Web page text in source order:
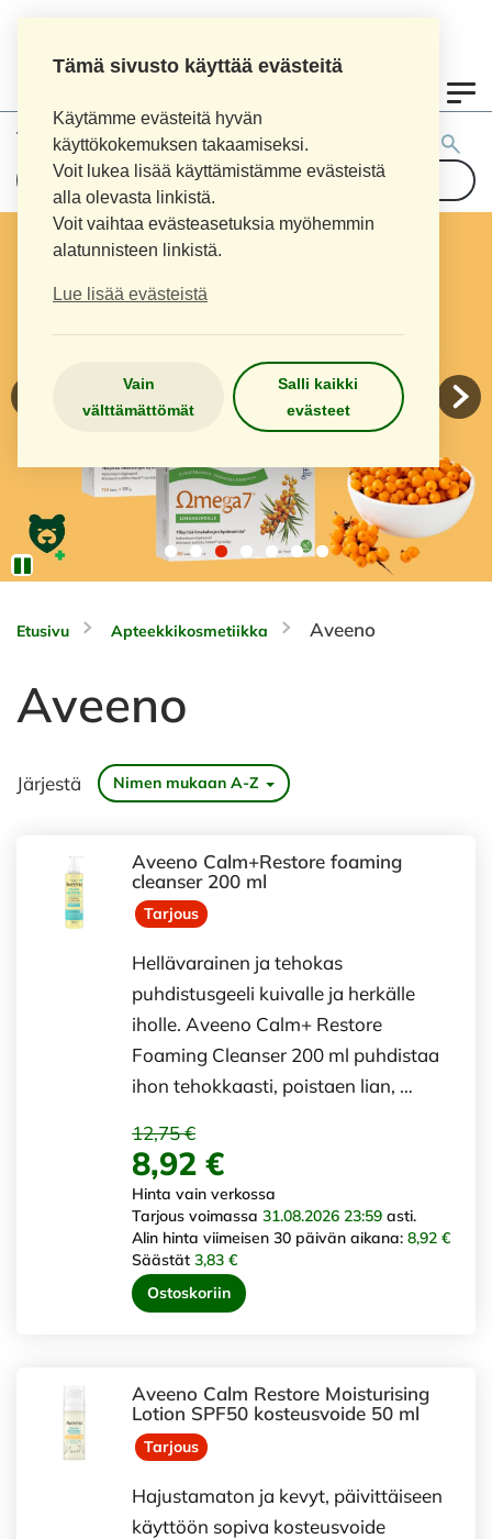
Tämä sivusto käyttää evästeitä
Käytämme evästeitä hyvän
käyttökokemuksen takaamiseksi.
Voit lukea lisää käyttämistämme evästeistä
alla olevasta linkistä.
Voit vaihtaa evästeasetuksia myöhemmin
alatunnisteen linkistä.
Lue lisää evästeistä
Vain
välttämättömät
Salli kaikki
evästeet
Tuotehaku:
Etusivu Apteekkikosmetiikka Aveeno
Aveeno
Järjestä Nimen mukaan A-Z
Aveeno Calm+Restore foaming
cleanser 200 ml
Tarjous
Hellävarainen ja tehokas
puhdistusgeeli kuivalle ja herkälle
iholle. Aveeno Calm+ Restore
Foaming Cleanser 200 ml puhdistaa
ihon tehokkaasti, poistaen lian, …
12,75 €
8,92 €
Hinta vain verkossa
Tarjous voimassa 31.08.2026 23:59 asti.
Alin hinta viimeisen 30 päivän aikana: 8,92 €
Säästät 3,83 €
Ostoskoriin
Aveeno Calm Restore Moisturising
Lotion SPF50 kosteusvoide 50 ml
Tarjous
Hajustamaton ja kevyt, päivittäiseen
käyttöön sopiva kosteusvoide